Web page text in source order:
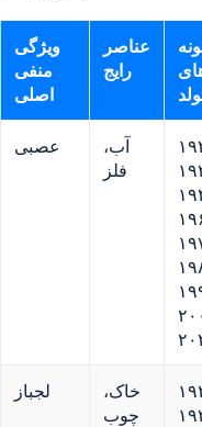
ویژگی
منفی
اصلی
عناصر
رایج
عصبی
آب،
فلز
لجباز
خاک،
چوب